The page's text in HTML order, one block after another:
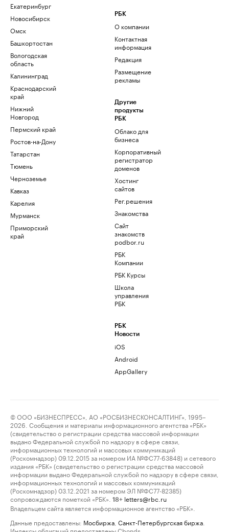
Екатеринбург
Новосибирск
Омск
Башкортостан
Вологодская
область
Калининград
Краснодарский
край
Нижний
Новгород
Пермский край
Ростов-на-Дону
Татарстан
Тюмень
Черноземье
Кавказ
Карелия
Мурманск
Приморский
край
РБК
О компании
Контактная
информация
Редакция
Размещение
рекламы
Другие
продукты
РБК
Облако для
бизнеса
Корпоративный
регистратор
доменов
Хостинг
сайтов
Рег.решения
Знакомства
Сайт
знакомств
podbor.ru
РБК
Компании
РБК Курсы
Школа
управления
РБК
РБК
Новости
iOS
Android
AppGallery
© ООО «БИЗНЕСПРЕСС», АО «РОСБИЗНЕСКОНСАЛТИНГ», 1995–
2026. Сообщения и материалы информационного агентства «РБК»
(свидетельство о регистрации средства массовой информации
выдано Федеральной службой по надзору в сфере связи,
информационных технологий и массовых коммуникаций
(Роскомнадзор) 09.12.2015 за номером ИА №ФС77-63848) и сетевого
издания «РБК» (свидетельство о регистрации средства массовой
информации выдано Федеральной службой по надзору в сфере связи,
информационных технологий и массовых коммуникаций
(Роскомнадзор) 03.12.2021 за номером ЭЛ №ФС77-82385)
сопровождаются пометкой «РБК».
18+ letters@rbc.ru
Владельцем сайта является информационное агентство «РБК».
Данные предоставлены: Мосбиржа Санкт-Петербургская биржа